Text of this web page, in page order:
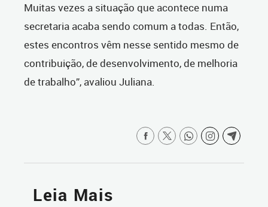
Muitas vezes a situação que acontece numa
secretaria acaba sendo comum a todas. Então,
estes encontros vêm nesse sentido mesmo de
contribuição, de desenvolvimento, de melhoria
de trabalho”, avaliou Juliana.
Leia Mais